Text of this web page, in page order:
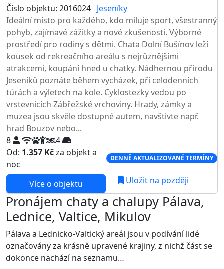
Číslo objektu: 2016024 Jeseníky
Ideální místo pro každého, kdo miluje sport, všestranný
pohyb, zajímavé zážitky a nové zkušenosti. Výborné
prostředí pro rodiny s dětmi. Chata Dolní Bušínov leží
kousek od rekreačního areálu s nejrůznějšími
atrakcemi, koupání hned u chatky. Nádhernou přírodu
Jeseníků poznáte během vycházek, při celodenních
túrách a výletech na kole. Cyklostezky vedou po
vrstevnicích Zábřežské vrchoviny. Hrady, zámky a
muzea jsou skvěle dostupné autem, navštivte např.
hrad Bouzov nebo...
8
4
Od: 1.357 Kčza objekt a
noc
DENNĚ AKTUALIZOVANÉ TERMÍNY
Více o objektu Uložit na později
Pronájem chaty a chalupy Pálava,
Lednice, Valtice, Mikulov
Pálava a Lednicko-Valtický areál jsou v podívání lidé
označovány za krásně upravené krajiny, z nichž část se
dokonce nachází na seznamu…